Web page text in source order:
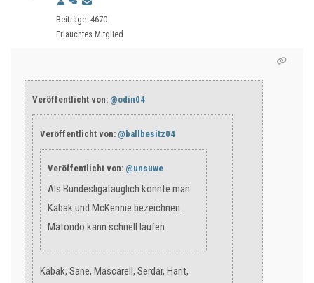
Beiträge: 4670
Erlauchtes Mitglied
Veröffentlicht von: @odin04
Veröffentlicht von: @ballbesitz04
Veröffentlicht von: @unsuwe
Als Bundesligatauglich konnte man
Kabak und McKennie bezeichnen.
Matondo kann schnell laufen.
Kabak, Sane, Mascarell, Serdar, Harit,